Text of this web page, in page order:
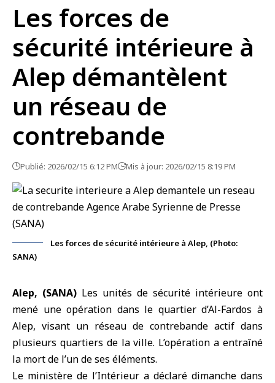
Les forces de
sécurité intérieure à
Alep démantèlent
un réseau de
contrebande
Publié: 2026/02/15 6:12 PM Mis à jour: 2026/02/15 8:19 PM
Les forces de sécurité intérieure à Alep, (Photo:
SANA)
Alep, (SANA) Les unités de sécurité intérieure ont
mené une opération dans le quartier d’Al-Fardos à
Alep, visant un réseau de contrebande actif dans
plusieurs quartiers de la ville. L’opération a entraîné
la mort de l’un de ses éléments.
Le ministère de l’Intérieur a déclaré dimanche dans